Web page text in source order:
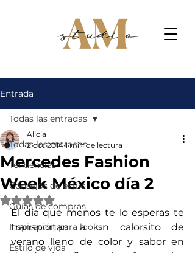
Entrada
Todas las entradas
Tendencias
Consejos de estilo
Guías de compras
Inspiración para looks
Estilo de vida
Todas las entradas
Mercedes Fashion
Week México día 2
Alicia
2 oct 2014 1 min de lectura
Obtuvo NaN de 5 estrellas.
El día que menos te lo esperas te
transportan a un calorsito de
verano lleno de color y sabor en